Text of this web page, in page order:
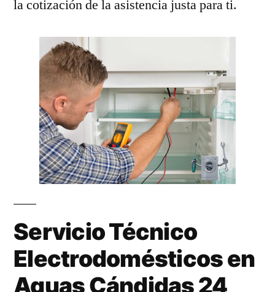
la cotización de la asistencia justa para ti.
Servicio Técnico
Electrodomésticos en
Aguas Cándidas 24